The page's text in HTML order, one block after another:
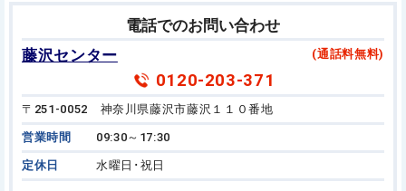
電話でのお問い合わせ
藤沢センター
(通話料無料)
0120-203-371
〒251-0052 神奈川県藤沢市藤沢１１０番地
営業時間 09:30～17:30
定休日 水曜日･祝日